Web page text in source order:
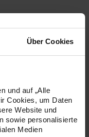
Über Cookies
und auf „Alle
Cookies, um Daten
Website und
sowie personalisierte
Medien
der
- 19:00
- 19:00